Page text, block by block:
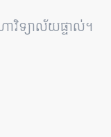
ាវិទ្យាល័យផ្ទាល់។